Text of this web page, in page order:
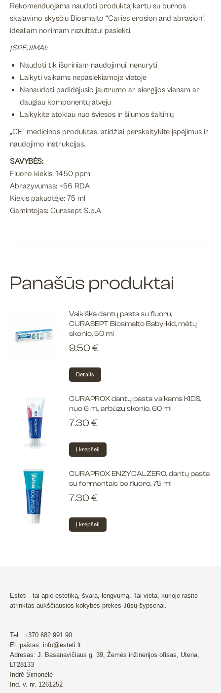
Rekomenduojama naudoti produktą kartu su burnos
skalavimo skysčiu Biosmalto “Caries erosion and abrasion”,
idealiam norimam rezultatui pasiekti.
ĮSPĖJIMAI:
Naudoti tik išoriniam naudojimui, nenuryti
Laikyti vaikams nepasiekiamoje vietoje
Nenaudoti padidėjusio jautrumo ar alergijos vienam ar
daugiau komponentų atveju
Laikykite atokiau nuo šviesos ir šilumos šaltinių
„CE“ medicinos produktas, atidžiai perskaitykite įspėjimus ir
naudojimo instrukcijas.
SAVYBĖS:
Fluoro kiekis: 1450 ppm
Abrazyvumas: <56 RDA
Kiekis pakuotėje: 75 ml
Gamintojas: Curasept S.p.A
Panašūs produktai
Vaikiška dantų pasta su fluoru,
CURASEPT Biosmalto Baby-kid, mėtų
skonio, 50 ml
9.50 €
Details
CURAPROX dantų pasta vaikams KIDS,
nuo 6 m., arbūzų skonio, 60 ml
7.30 €
Į krepšelį
CURAPROX ENZYCALZERO, dantų pasta
su fermentais be fluoro, 75 ml
7.30 €
Į krepšelį
Esteti - tai apie estetiką, švarą, lengvumą. Tai vieta, kurioje rasite
atrinktas aukščiausios kokybės prekes Jūsų šypsenai.
Tel.: +370 682 991 90
El. paštas: info@esteti.lt
Adresas: J. Basanavičiaus g. 39, Žemės inžinerijos ofisas, Utena,
LT28133
Indrė Šimonėlė
Ind. v. nr. 1261252